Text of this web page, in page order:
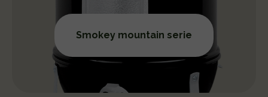
Smokey mountain serie